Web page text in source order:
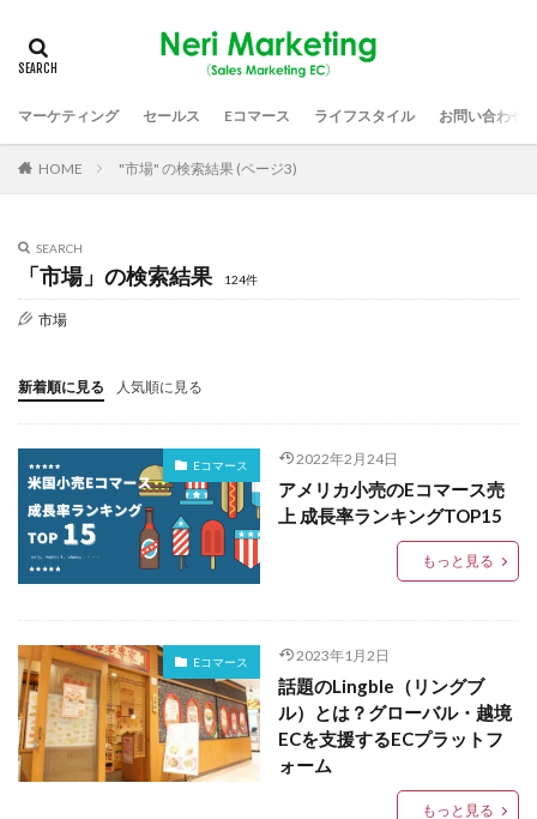
マーケティング セールス Eコマース ライフスタイル お問い合わせ
HOME "市場" の検索結果 (ページ3)
SEARCH
「市場」の検索結果 124件
市場
新着順に見る 人気順に見る
Eコマース 2022年2月24日
アメリカ小売のEコマース売
上 成長率ランキングTOP15
もっと見る
Eコマース 2023年1月2日
話題のLingble（リングブ
ル）とは？グローバル・越境
ECを支援するECプラットフ
ォーム
もっと見る